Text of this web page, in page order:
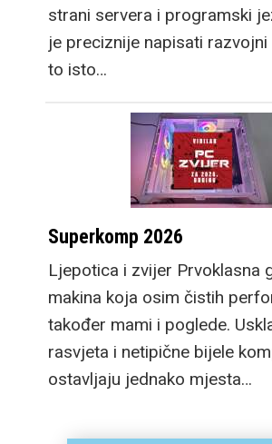
strani servera i programski
je preciznije napisati
to isto…
Superkomp 2026
Ljepotica i zvijer Prvoklasna
makina koja osim čistih
također mami i poglede.
rasvjeta i netipične bijele
ostavljaju jednako mjesta…